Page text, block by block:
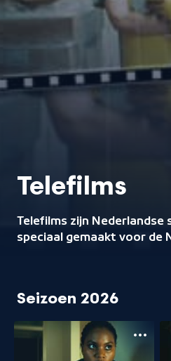
Telefilms
Telefilms zijn Nederlandse
speciaal gemaakt voor de
Seizoen 2026